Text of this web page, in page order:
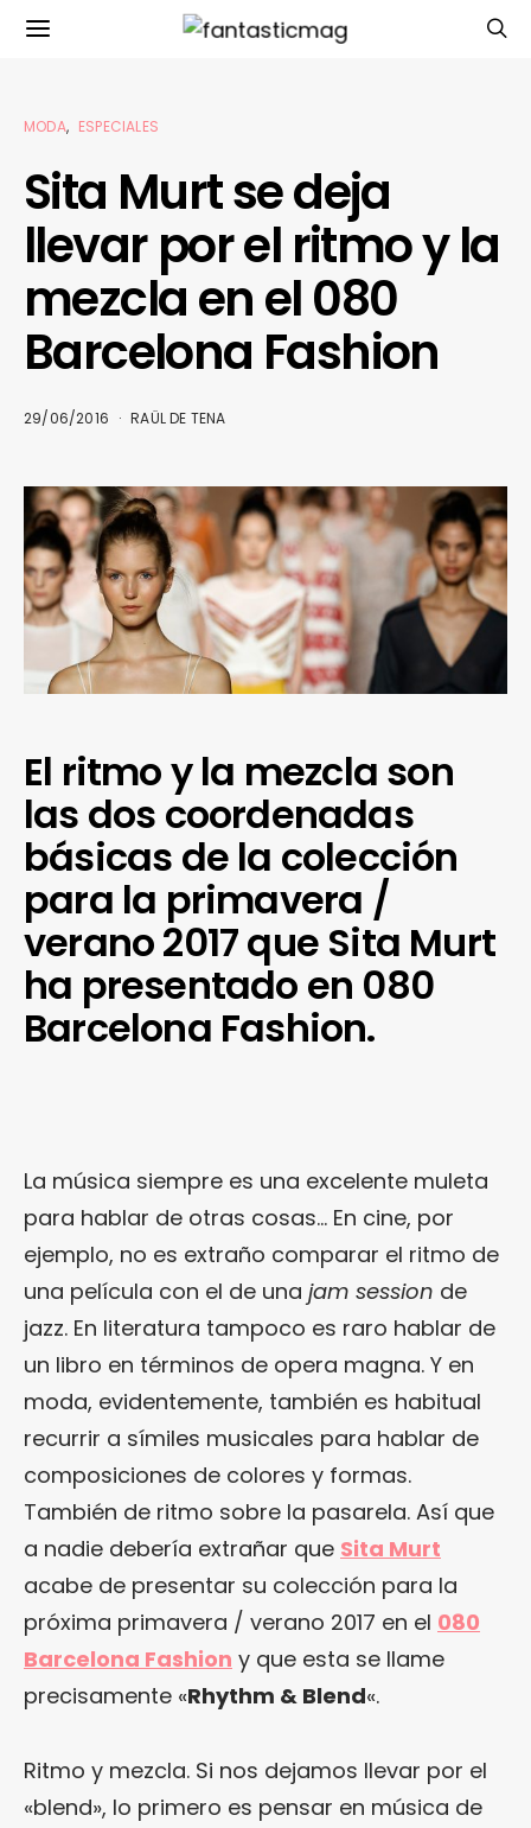
MODA ESPECIALES
Sita Murt se deja
llevar por el ritmo y la
mezcla en el 080
Barcelona Fashion
29/06/2016 RAÜL DE TENA
El ritmo y la mezcla son
las dos coordenadas
básicas de la colección
para la primavera /
verano 2017 que Sita Murt
ha presentado en 080
Barcelona Fashion.
La música siempre es una excelente muleta
para hablar de otras cosas… En cine, por
ejemplo, no es extraño comparar el ritmo de
una película con el de una jam session de
jazz. En literatura tampoco es raro hablar de
un libro en términos de opera magna. Y en
moda, evidentemente, también es habitual
recurrir a símiles musicales para hablar de
composiciones de colores y formas.
También de ritmo sobre la pasarela. Así que
a nadie debería extrañar que Sita Murt
acabe de presentar su colección para la
próxima primavera / verano 2017 en el 080
Barcelona Fashion y que esta se llame
precisamente «Rhythm & Blend«.
Ritmo y mezcla. Si nos dejamos llevar por el
«blend», lo primero es pensar en música de